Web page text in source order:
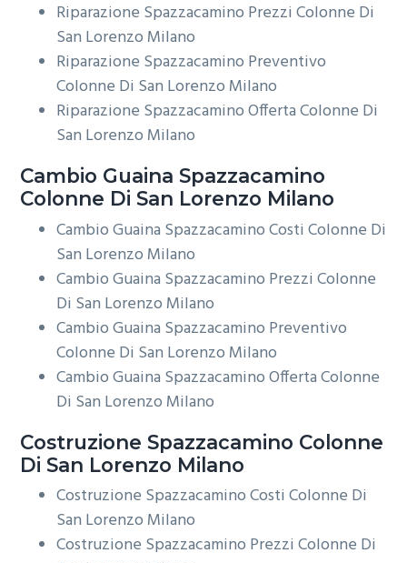
Riparazione Spazzacamino Prezzi Colonne Di
San Lorenzo Milano
Riparazione Spazzacamino Preventivo
Colonne Di San Lorenzo Milano
Riparazione Spazzacamino Offerta Colonne Di
San Lorenzo Milano
Cambio Guaina Spazzacamino
Colonne Di San Lorenzo Milano
Cambio Guaina Spazzacamino Costi Colonne Di
San Lorenzo Milano
Cambio Guaina Spazzacamino Prezzi Colonne
Di San Lorenzo Milano
Cambio Guaina Spazzacamino Preventivo
Colonne Di San Lorenzo Milano
Cambio Guaina Spazzacamino Offerta Colonne
Di San Lorenzo Milano
Costruzione Spazzacamino Colonne
Di San Lorenzo Milano
Costruzione Spazzacamino Costi Colonne Di
San Lorenzo Milano
Costruzione Spazzacamino Prezzi Colonne Di